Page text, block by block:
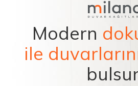
Modern
ile